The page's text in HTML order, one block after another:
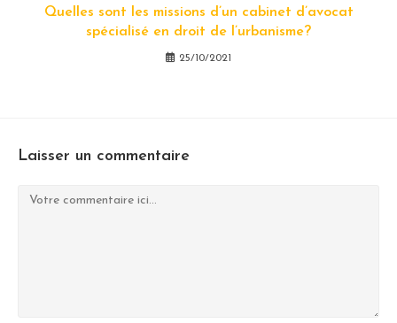
Quelles sont les missions d’un cabinet d’avocat
spécialisé en droit de l’urbanisme?
25/10/2021
Laisser un commentaire